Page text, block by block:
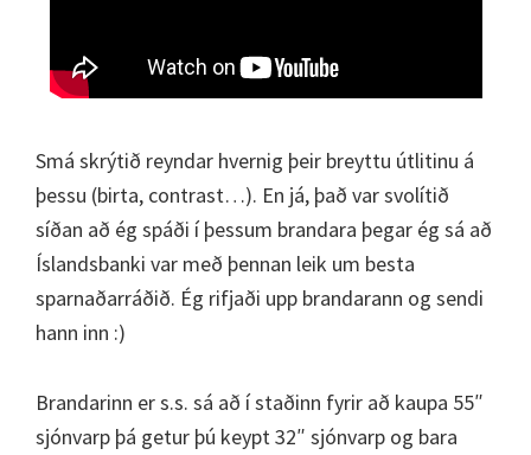
Smá skrýtið reyndar hvernig þeir breyttu útlitinu á
þessu (birta, contrast…). En já, það var svolítið
síðan að ég spáði í þessum brandara þegar ég sá að
Íslandsbanki var með þennan leik um besta
sparnaðarráðið. Ég rifjaði upp brandarann og sendi
hann inn :)
Brandarinn er s.s. sá að í staðinn fyrir að kaupa 55″
sjónvarp þá getur þú keypt 32″ sjónvarp og bara